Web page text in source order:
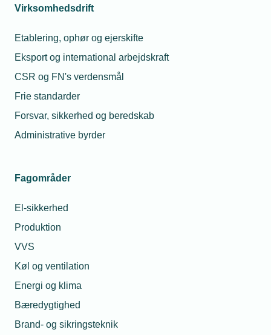
Virksomhedsdrift
Etablering, ophør og ejerskifte
Eksport og international arbejdskraft
CSR og FN's verdensmål
Frie standarder
Forsvar, sikkerhed og beredskab
Administrative byrder
Fagområder
El-sikkerhed
Produktion
VVS
Køl og ventilation
Energi og klima
Bæredygtighed
Brand- og sikringsteknik
Læs mere om samme emne:
Barsel Personalejura Medlemsvirksomhed
Relaterede nyheder
medhold i
man med
06. okt. 2025
Skal en medarbejder